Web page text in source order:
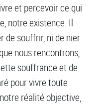
et percevoir ce qui
notre existence. Il
de souffrir, ni de nier
nous rencontrons,
souffrance et de
pour vivre toute
réalité objective,